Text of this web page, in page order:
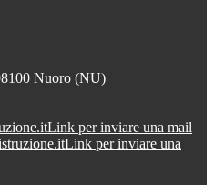
Nuoro (NU)
Link per inviare una mail
Link per inviare una